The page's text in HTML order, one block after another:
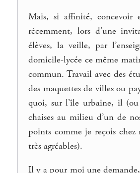
Mais, si affinité, concevoir
récemment, lors d’une
élèves, la veille, par
domicile-lycée ce même
commun. Travail avec des
des maquettes de villes ou
quoi, sur l’île urbaine, il
chaises au milieu d’un de
points comme je reçois chez
très agréables).
Il y a pour moi une